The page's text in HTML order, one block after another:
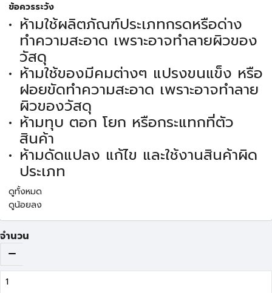
ข้อควรระวัง
ห้ามใช้ผลิตภัณฑ์ประเภทกรดหรือด่าง
ทำความสะอาด เพราะอาจทำลายผิวของ
วัสดุ
ห้ามใช้ของมีคมต่างๆ แปรงขนแข็ง หรือ
ฝอยขัดทำความสะอาด เพราะอาจทำลาย
ผิวของวัสดุ
ห้ามทุบ ตอก โยก หรือกระแทกที่ตัว
สินค้า
ห้ามดัดแปลง แก้ไข และใช้งานสินค้าผิด
ประเภท
ดูทั้งหมด
ดูน้อยลง
จำนวน